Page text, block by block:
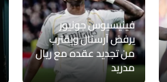
فينيسيوس جونيور
يرفض آرسنال ويقترب
من تجديد عقده مع ريال
مدريد